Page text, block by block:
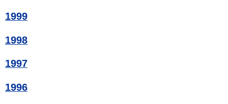
1999
1998
1997
1996